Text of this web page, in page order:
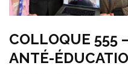
COLLOQUE 555
ANTÉ-